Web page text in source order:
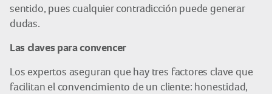
sentido, pues cualquier contradicción puede generar
dudas.
Las claves para convencer
Los expertos aseguran que hay tres factores clave que
facilitan el convencimiento de un cliente: honestidad,